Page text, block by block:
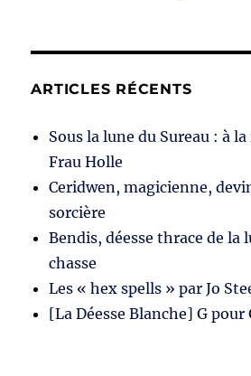
ARTICLES RÉCENTS
Sous la lune du Sureau : à
Frau Holle
Ceridwen, magicienne,
sorcière
Bendis, déesse thrace de la
chasse
Les « hex spells » par Jo
[La Déesse Blanche] G pour